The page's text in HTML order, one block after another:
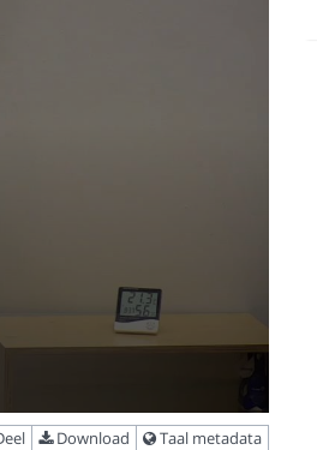
Download Taal metadata